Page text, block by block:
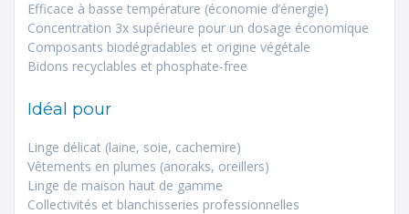
Efficace à basse température (économie d’énergie)
Concentration 3x supérieure pour un dosage économique
Composants biodégradables et origine végétale
Bidons recyclables et phosphate-free
Idéal pour
Linge délicat (laine, soie, cachemire)
Vêtements en plumes (anoraks, oreillers)
Linge de maison haut de gamme
Collectivités et blanchisseries professionnelles